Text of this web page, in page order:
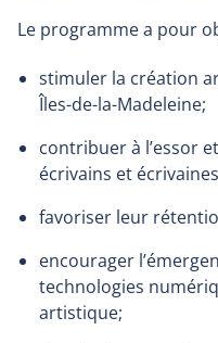
Le programme a pour
stimuler la création
Îles-de-la-Madeleine;
contribuerà l’essor
écrivains et
favoriser leur
encourager
technologies
artistique;